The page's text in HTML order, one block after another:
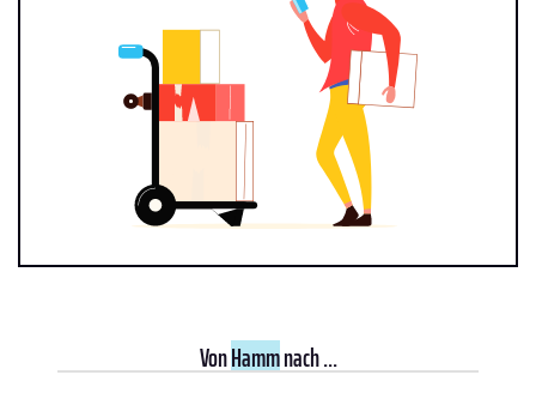
VonHammnach ...